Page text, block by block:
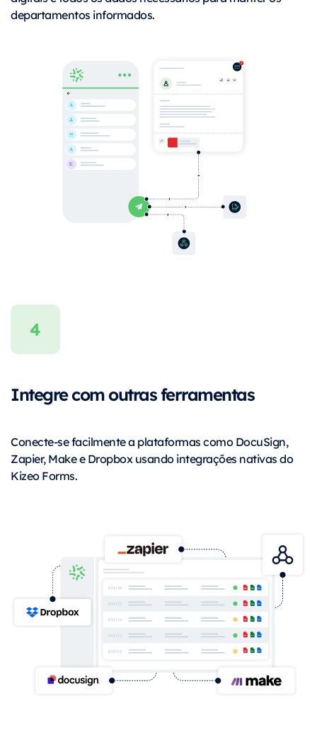
departamentos informados.
Integre com outras ferramentas
Conecte-se facilmente a plataformas como DocuSign,
Zapier, Make e Dropbox usando integrações nativas do
Kizeo Forms.